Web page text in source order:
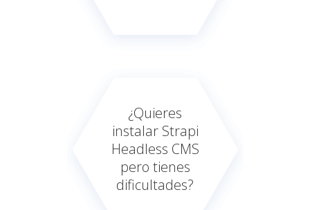
¿Quieres
instalar Strapi
Headless CMS
pero tienes
dificultades?